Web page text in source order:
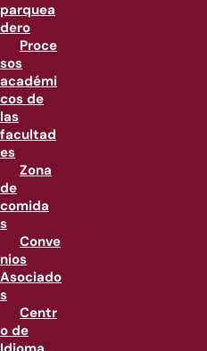
parquea
dero
Proce
sos
académi
cos de
las
facultad
es
Zona
de
comida
s
Conve
nios
Asociado
s
Centr
o de